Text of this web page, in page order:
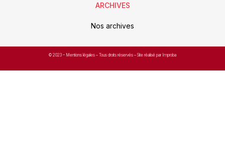
ARCHIVES
Nos archives
© 2023 – Mentions légales – Tous droits réservés – Site réalisé par Improba